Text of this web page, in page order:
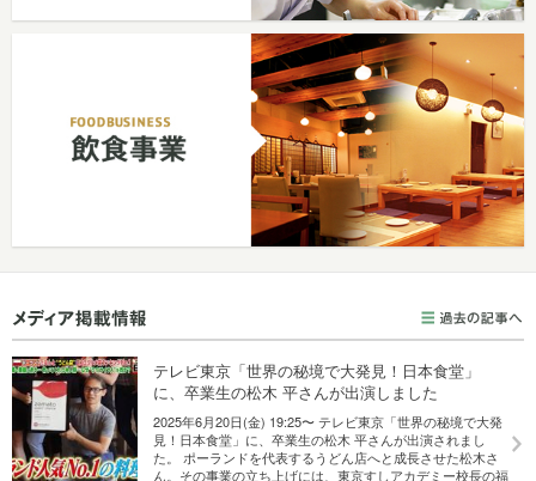
テレビ東京「世界の秘境で大発見！日本食堂」
に、卒業生の松木 平さんが出演しました
2025年6月20日(金) 19:25〜 テレビ東京「世界の秘境で大発
見！日本食堂」に、卒業生の松木 平さんが出演されまし
た。 ポーランドを代表するうどん店へと成長させた松木さ
ん。その事業の立ち上げには、東京すしアカデミー校長の福